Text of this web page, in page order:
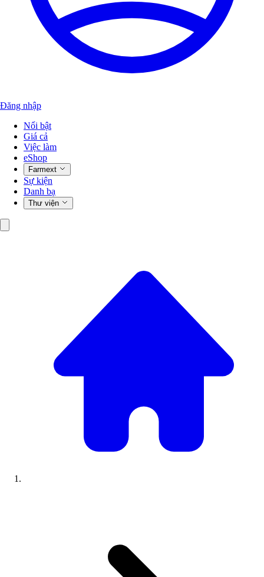
Đăng nhập
Nổi bật
Giá cả
Việc làm
eShop
Farmext
Sự kiện
Danh bạ
Thư viện